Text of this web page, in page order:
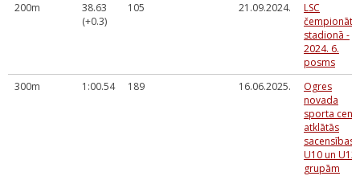
200m
38.63
(+0.3)
105 21.09.2024.
LSC
čempionāts
stadionā -
2024. 6.
posms
300m
1:00.54 189 16.06.2025.
Ogres
novada
sporta
atklātās
sacensības
U10 un U12
grupām